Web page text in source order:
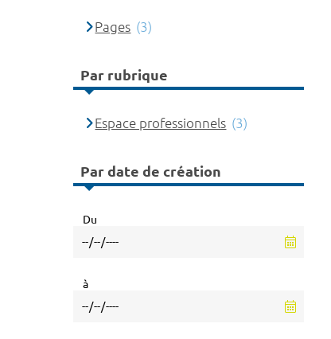
Pages (3)
Par rubrique
Espace professionnels (3)
Par date de création
Du
à